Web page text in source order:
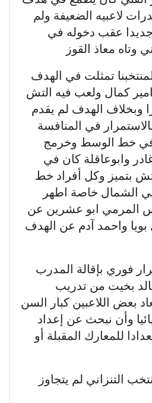
لاعبيه الضعيفة ولم
عقب دخوله في
وتاه معاذ القوز
تمثلت في الهدف
كمال ولعب فيه التش
وبخلاف الهدف لم يقدم
في المنافسة
في خط الوسط وخرمج
وابوعاقلة كان في
بتميز وكل أفراد خط
الشمال خاصة اطهر
المرمي ابو عشرين عن
واحمد آدم عن الهدف
فوري بإقالة المدرب
بخيت من تدريب
بعض اللاعبين كبار السن
وأن نبحث عن إعداد
للمعارك المقبلة أو
التنزاني لم يتجاوز